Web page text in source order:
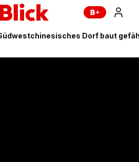
Dorf baut